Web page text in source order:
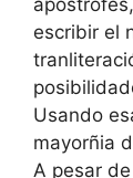
escribir el
Usando
mayorñia
A pesar